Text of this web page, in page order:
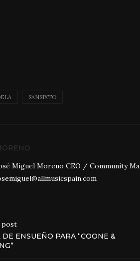
SANSIXTO
Miguel Moreno CEO / Community
DE ENSUEÑO PARA “COONE &